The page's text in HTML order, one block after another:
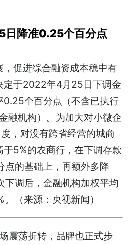
日降准0.25个百分点
，促进综合融资成本稳中有
定于2022年4月25日下调金
0.25个百分点（不含已执行
融机构）。为加大对小微企
，对没有跨省经营的城商
5%的农商行，在下调存款
点的基础上，再额外多降
下调后，金融机构加权平均
（来源：央视新闻）
震荡折转，品牌也正式步